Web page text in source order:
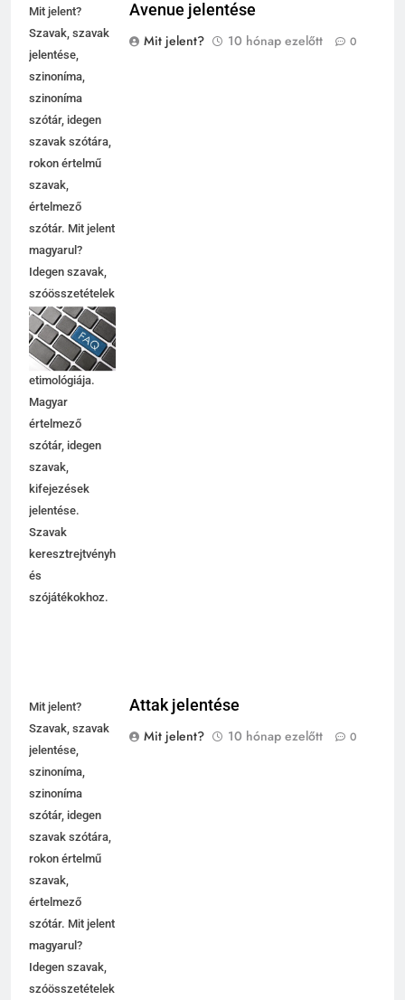
Mit jelent?
Szavak, szavak
jelentése,
szinoníma,
szinoníma
szótár, idegen
szavak szótára,
rokon értelmű
szavak,
értelmező
szótár. Mit jelent
magyarul?
Idegen szavak,
szóösszetételek
jelentése,
magyarázata,
használata,
etimológiája.
Magyar
értelmező
szótár, idegen
szavak,
kifejezések
jelentése.
Szavak
keresztrejtvényhez
és
szójátékokhoz.
Avenue jelentése
Mit jelent?
10 hónap ezelőtt 0
Mit jelent?
Szavak, szavak
jelentése,
szinoníma,
szinoníma
szótár, idegen
szavak szótára,
rokon értelmű
szavak,
értelmező
szótár. Mit jelent
magyarul?
Idegen szavak,
szóösszetételek
Attak jelentése
Mit jelent?
10 hónap ezelőtt 0
5